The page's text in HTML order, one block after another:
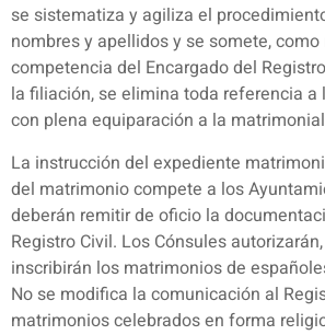
se sistematiza y agiliza el
nombres y apellidos y se somete,
competencia del Encargado del
la filiación, se elimina toda referencia a
con plena equiparación a la
La instrucción del expediente
del matrimonio compete a los
deberán remitir de oficio la
Registro Civil. Los Cónsules
inscribirán los matrimonios de
No se modifica la comunicación al
matrimonios celebrados en forma